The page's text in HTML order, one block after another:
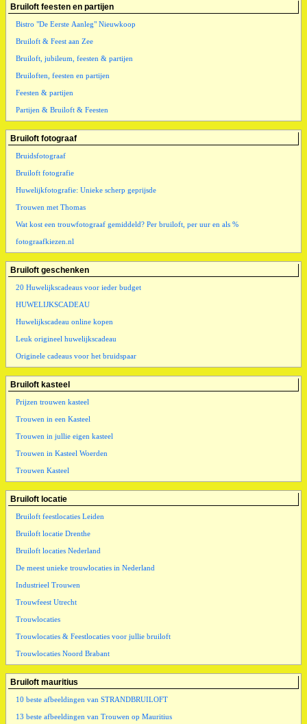
Bruiloft feesten en partijen
Bistro "De Eerste Aanleg" Nieuwkoop
Bruiloft & Feest aan Zee
Bruiloft, jubileum, feesten & partijen
Bruiloften, feesten en partijen
Feesten & partijen
Partijen & Bruiloft & Feesten
Bruiloft fotograaf
Bruidsfotograaf
Bruiloft fotografie
Huwelijkfotografie: Unieke scherp geprijsde
Trouwen met Thomas
Wat kost een trouwfotograaf gemiddeld? Per bruiloft, per uur en als %
fotograafkiezen.nl
Bruiloft geschenken
20 Huwelijkscadeaus voor ieder budget
HUWELIJKSCADEAU
Huwelijkscadeau online kopen
Leuk origineel huwelijkscadeau
Originele cadeaus voor het bruidspaar
Bruiloft kasteel
Prijzen trouwen kasteel
Trouwen in een Kasteel
Trouwen in jullie eigen kasteel
Trouwen in Kasteel Woerden
Trouwen Kasteel
Bruiloft locatie
Bruiloft feestlocaties Leiden
Bruiloft locatie Drenthe
Bruiloft locaties Nederland
De meest unieke trouwlocaties in Nederland
Industrieel Trouwen
Trouwfeest Utrecht
Trouwlocaties
Trouwlocaties & Feestlocaties voor jullie bruiloft
Trouwlocaties Noord Brabant
Bruiloft mauritius
10 beste afbeeldingen van STRANDBRUILOFT
13 beste afbeeldingen van Trouwen op Mauritius